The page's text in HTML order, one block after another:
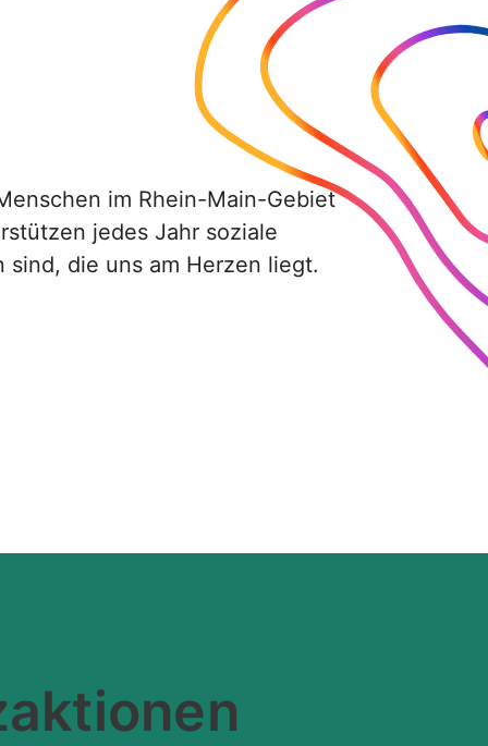
im Rhein-Main-Gebiet
jedes Jahr soziale
die uns am Herzen liegt.